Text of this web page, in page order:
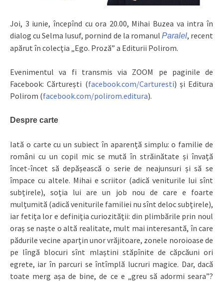
Joi, 3 iunie, începînd cu ora 20.00, Mihai Buzea va intra în
dialog cu Selma Iusuf, pornind de la romanul Paralel, recent
apărut în colecția „Ego. Proză” a Editurii Polirom.
Evenimentul va fi transmis via ZOOM pe paginile de
Facebook: Cărturești (facebook.com/Carturesti) și Editura
Polirom (facebook.com/polirom.editura).
Despre carte
Iată o carte cu un subiect în aparență simplu: o familie de
români cu un copil mic se mută în străinătate și învață
încet-încet să depășească o serie de neajunsuri și să se
împace cu altele. Mihai e scriitor (adică veniturile lui sînt
subțirele), soția lui are un job nou de care e foarte
mulțumită (adică veniturile familiei nu sînt deloc subțirele),
iar fetița lor e definiția curiozității: din plimbările prin noul
oraș se naște o altă realitate, mult mai interesantă, în care
pădurile vecine aparțin unor vrăjitoare, zonele noroioase de
pe lîngă blocuri sînt mlaștini stăpînite de căpcăuni ori
egrete, iar în parcuri se întîmplă lucruri magice. Dar, dacă
toate merg așa de bine, de ce e „greu să adormi seara”?